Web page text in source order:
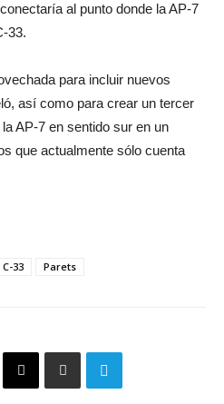
al punto donde la AP-7
33.
para incluir nuevos
así como para crear un tercer
AP-7 en sentido sur en un
que actualmente sólo cuenta
C-33 Parets